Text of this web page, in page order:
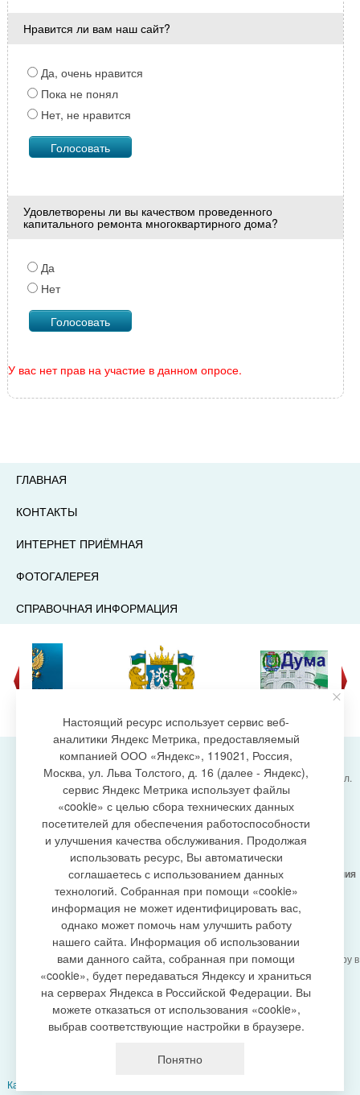
Нравится ли вам наш сайт?
Да, очень нравится
Пока не понял
Нет, не нравится
Удовлетворены ли вы качеством проведенного
капитального ремонта многоквартирного дома?
Да
Нет
У вас нет прав на участие в данном опросе.
ГЛАВНАЯ
КОНТАКТЫ
ИНТЕРНЕТ ПРИЁМНАЯ
ФОТОГАЛЕРЕЯ
СПРАВОЧНАЯ ИНФОРМАЦИЯ
создание сайта
Администрация городского поселения Излучинск, ул.
Энергетиков, 6, пгт. Излучинск, Нижневартовский
район,
Ханты-Мансийский автономный округ-Югра
(Тюменская область), 628634
Сетевое изданиеhttps://www.gp-izluchinsk.ru
16+
Учредитель -Администрация городского поселения
Излучинск
Главный редактор - Бурич Денис Ярославович
Телефон/факс: (3466) 28-13-77 , e-mail:
admizl@rambler.ru
Сетевое изданиеhttps://www.gp-izluchinsk.ru
зарегистрировано Федеральной службой по надзору в
сфере связи,
информационных технологий и массовых
коммуникаций (Роскомнадзор), регистрационный
номер СМИ
ЭЛ № ФС77-87353 от 27.04.2024
персональных данных
Карта сайта
Настоящий ресурс использует сервис веб-
аналитики Яндекс Метрика, предоставляемый
компанией ООО «Яндекс», 119021, Россия,
Москва, ул. Льва Толстого, д. 16 (далее - Яндекс),
сервис Яндекс Метрика использует файлы
«cookie» с целью сбора технических данных
посетителей для обеспечения работоспособности
и улучшения качества обслуживания. Продолжая
использовать ресурс, Вы автоматически
соглашаетесь с использованием данных
технологий. Собранная при помощи «cookie»
информация не может идентифицировать вас,
однако может помочь нам улучшить работу
нашего сайта. Информация об использовании
вами данного сайта, собранная при помощи
«cookie», будет передаваться Яндексу и храниться
на серверах Яндекса в Российской Федерации. Вы
можете отказаться от использования «cookie»,
выбрав соответствующие настройки в браузере.
Понятно